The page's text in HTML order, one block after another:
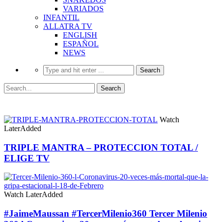
VARIADOS
INFANTIL
ALLATRA TV
ENGLISH
ESPAÑOL
NEWS
Watch
LaterAdded
TRIPLE MANTRA – PROTECCION TOTAL /
ELIGE TV
Watch LaterAdded
#JaimeMaussan #TercerMilenio360 Tercer Milenio